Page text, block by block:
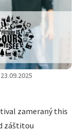
zameraný this
záštitou